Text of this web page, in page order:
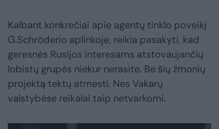
Kalbant konkrečiai apie agentų tinklo poveikį
G.Schröderio aplinkoje, reikia pasakyti, kad
geresnės Rusijos interesams atstovaujančių
lobistų grupės niekur nerasite. Be šių žmonių
projektą tektų atmesti. Nes Vakarų
valstybėse reikalai taip netvarkomi.